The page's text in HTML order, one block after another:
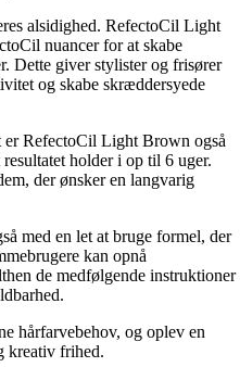
alsidighed. RefectoCil Light
nuancer for at skabe
Dette giver stylister og frisører
og skabe skræddersyede
RefectoCil Light Brown også
holder i op til 6 uger.
der ønsker en langvarig
med en let at bruge formel, der
kan opnå
de medfølgende instruktioner
hårfarvebehov, og oplev en
kreativ frihed.